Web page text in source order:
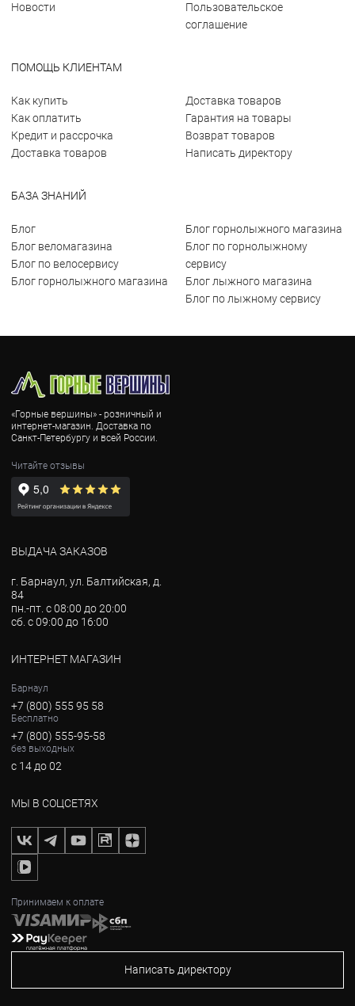
Новости
Пользовательское
соглашение
ПОМОЩЬ КЛИЕНТАМ
Как купить
Как оплатить
Кредит и рассрочка
Доставка товаров
Доставка товаров
Гарантия на товары
Возврат товаров
Написать директору
БАЗА ЗНАНИЙ
Блог
Блог веломагазина
Блог по велосервису
Блог горнолыжного магазина
Блог горнолыжного магазина
Блог по горнолыжному
сервису
Блог лыжного магазина
Блог по лыжному сервису
«Горные вершины» - розничный и
интернет-магазин. Доставка по
Санкт-Петербургу и всей России.
Читайте отзывы
ВЫДАЧА ЗАКАЗОВ
г. Барнаул, ул. Балтийская, д.
84
пн.-пт. с 08:00 до 20:00
сб. с 09:00 до 16:00
ИНТЕРНЕТ МАГАЗИН
Барнаул
+7 (800) 555 95 58
Бесплатно
+7 (800) 555-95-58
без выходных
с 14 до 02
МЫ В СОЦСЕТЯХ
Принимаем к оплате
Написать директору